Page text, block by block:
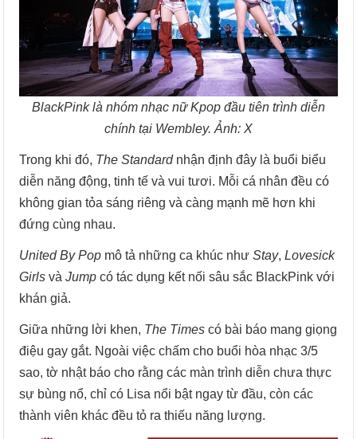
BlackPink là nhóm nhạc nữ Kpop đầu tiên trình diễn
chính tại Wembley. Ảnh: X
Trong khi đó, The Standardnhận định đây là buổi biểu
diễn năng động, tinh tế và vui tươi. Mỗi cá nhân đều có
không gian tỏa sáng riêng và càng mạnh mẽ hơn khi
đứng cùng nhau.
United By Pop mô tả những ca khúc như Stay,Lovesick
Girls vàJumpcó tác dụng kết nối sâu sắc BlackPink với
khán giả.
Giữa những lời khen, The Times có bài báo mang giọng
điệu gay gắt. Ngoài việc chấm cho buổi hòa nhạc 3/5
sao, tờ nhật báo cho rằng các màn trình diễn chưa thực
sự bùng nổ, chỉ có Lisa nổi bật ngay từ đầu, còn các
thành viên khác đều tỏ ra thiếu năng lượng.